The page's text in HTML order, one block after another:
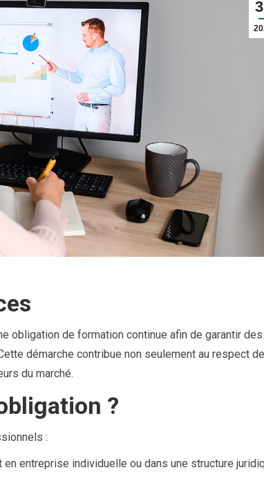
obligation de formation continue afin de garantir des
démarche contribue non seulement au respect
du marché.
?
:
en entreprise individuelle ou dans une structure